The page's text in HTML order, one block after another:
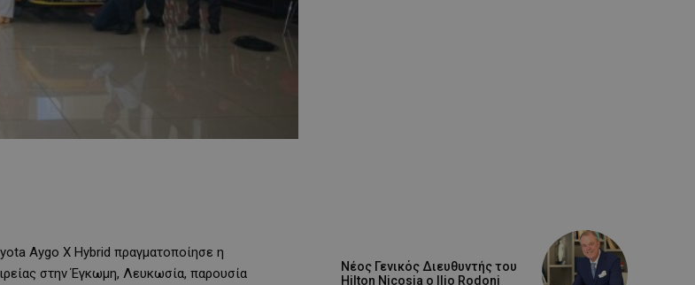
Aygo X Hybrid πραγματοποίησε η
στην Έγκωμη, Λευκωσία, παρουσία
Νέος Γενικός Διευθυντής του
Hilton Nicosia ο Ilio Rodoni